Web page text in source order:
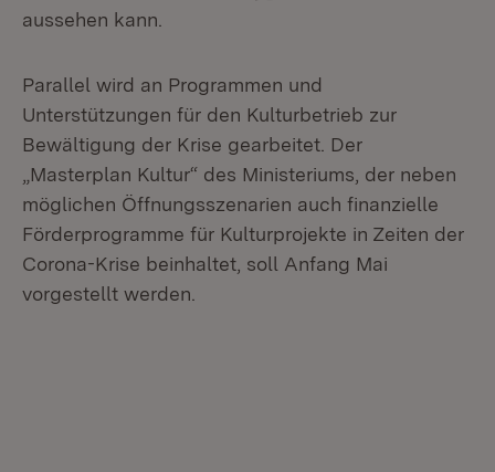
aussehen kann.
Parallel wird an Programmen und
Unterstützungen für den Kulturbetrieb zur
Bewältigung der Krise gearbeitet. Der
„Masterplan Kultur“ des Ministeriums, der neben
möglichen Öffnungsszenarien auch finanzielle
Förderprogramme für Kulturprojekte in Zeiten der
Corona-Krise beinhaltet, soll Anfang Mai
vorgestellt werden.